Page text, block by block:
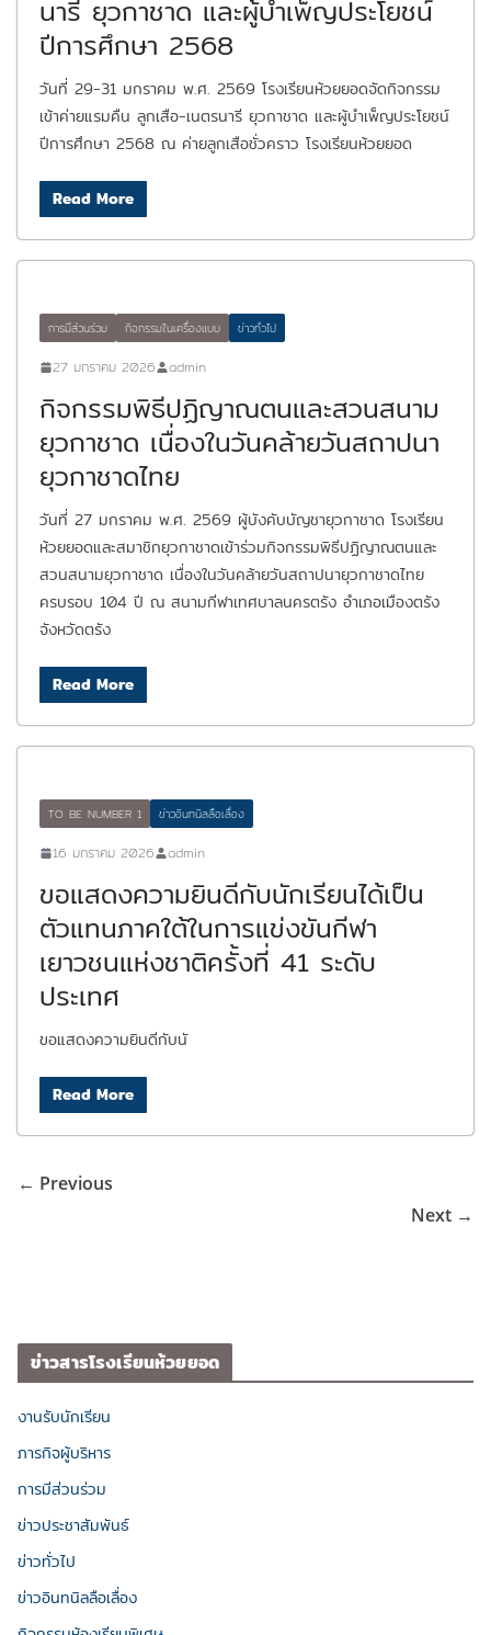
นารี ยุวกาชาด และผู้บำเพ็ญประโยชน์
ปีการศึกษา 2568
วันที่ 29-31 มกราคม พ.ศ. 2569 โรงเรียนห้วยยอดจัดกิจกรรม
เข้าค่ายแรมคืน ลูกเสือ-เนตรนารี ยุวกาชาด และผู้บำเพ็ญประโยชน์
ปีการศึกษา 2568 ณ ค่ายลูกเสือชั่วคราว โรงเรียนห้วยยอด
Read More
การมีส่วนร่วม กิจกรรมในเครื่องแบบ ข่าวทั่วไป
27 มกราคม 2026 admin
กิจกรรมพิธีปฏิญาณตนและสวนสนาม
ยุวกาชาด เนื่องในวันคล้ายวันสถาปนา
ยุวกาชาดไทย
วันที่ 27 มกราคม พ.ศ. 2569 ผู้บังคับบัญชายุวกาชาด โรงเรียน
ห้วยยอดและสมาชิกยุวกาชาดเข้าร่วมกิจกรรมพิธีปฏิญาณตนและ
สวนสนามยุวกาชาด เนื่องในวันคล้ายวันสถาปนายุวกาชาดไทย
ครบรอบ 104 ปี ณ สนามกีฬาเทศบาลนครตรัง อำเภอเมืองตรัง
จังหวัดตรัง
Read More
TO BE NUMBER 1 ข่าวอินทนิลลือเลื่อง
16 มกราคม 2026 admin
ขอแสดงความยินดีกับนักเรียนได้เป็น
ตัวแทนภาคใต้ในการแข่งขันกีฬา
เยาวชนแห่งชาติครั้งที่ 41 ระดับ
ประเทศ
ขอแสดงความยินดีกับนั
Read More
← Previous
Next →
ข่าวสารโรงเรียนห้วยยอด
งานรับนักเรียน
ภารกิจผู้บริหาร
การมีส่วนร่วม
ข่าวประชาสัมพันธ์
ข่าวทั่วไป
ข่าวอินทนิลลือเลื่อง